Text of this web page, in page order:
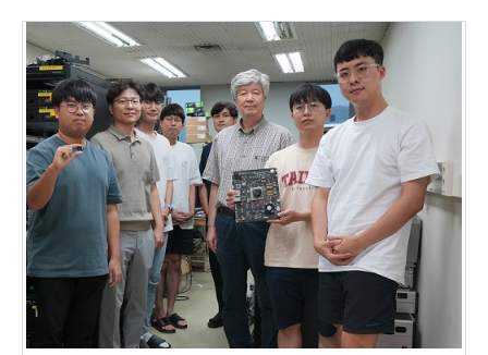
도메인에 XAI를 적용한 최신사례 발표가 이어져 참석자들의
관심이 높았다. 이번 행사로, AI 연구자뿐만 아니라 의료, 법률,
금융 등 다양한 산업분야 관련자들이 XAI 기술의 필요성에 대한
공감대를 확인했으며, 이에 따라 향후 국내 XAI 기술의 저변을
확대하고, 산학협력을 통해 연구개발의 방향성을 구체화시켜
나갈 수 있을 것으로 기대된다. ​
소개하는 튜토리얼 시리즈를 개최했다. 이 행사에는 관련 분야
연구자뿐만 아니라 AI 기술기반 제품을 개발 중인 기업(성남시
소재) 관계자 약 130여명이 신청하여 XAI에 대해 높아진 관심을
알 수 있었다. 센터장 최재식 교수는 “AI기술을 활용하는
산업에서 필수로 자리잡게 될 XAI 분야 기반 기술에 대한 교육
프로그램을 제공하여 유관 연구기관 및 기업들이 성과를 높이는
데에 기여하고자 한다”고 행사 취지를 밝혔다. 이번 KAIST XAI
튜토리얼 시리즈엔 KAIST 설명가능 인공지능연구센터 소속
석박사과정 연구원 총 11명과 센터장 최재식 교수, 그리고 초청
연사로서 박우진 교수(서울대 산업공학과), 서민준 교수(KAIST
김재철AI대학원) 등 국내외 전문가들이 강연을 담당해 △다양한
XAI 알고리즘 △XAI 알고리즘의 평가기법과 툴 △사용자 중심
XAI 인터페이스 △대규모 언어모델 기반 추론 기술로 최근 주목을
받고 있는 Chain of Thoughts 등을 주제로 발표했다.
‘설명가능 인공지능’이란 기계학습 및 딥러닝 모델이 내놓은